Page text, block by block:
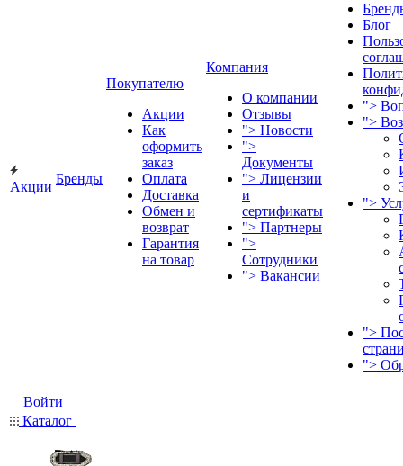
Акции
Бренды
Покупателю
Акции
Как
оформить
заказ
Оплата
Доставка
Обмен и
возврат
Гарантия
на товар
Компания
О компании
Отзывы
"> Новости
">
Документы
"> Лицензии
и
сертификаты
"> Партнеры
">
Сотрудники
"> Вакансии
Блог
">
">
">
">
">
Войти
Каталог